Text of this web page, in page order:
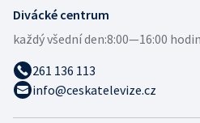
Divácké centrum
každý všední den:8:00—16:00 hodin
261 136 113
info@ceskatelevize.cz